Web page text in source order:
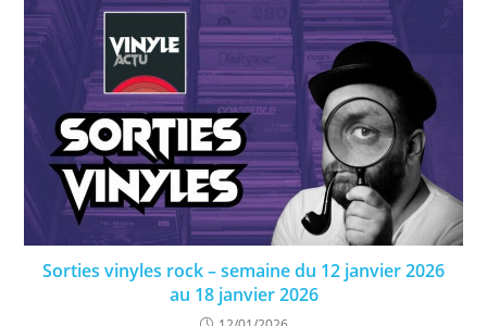
Sorties vinyles rock – semaine du 12 janvier 2026
au 18 janvier 2026